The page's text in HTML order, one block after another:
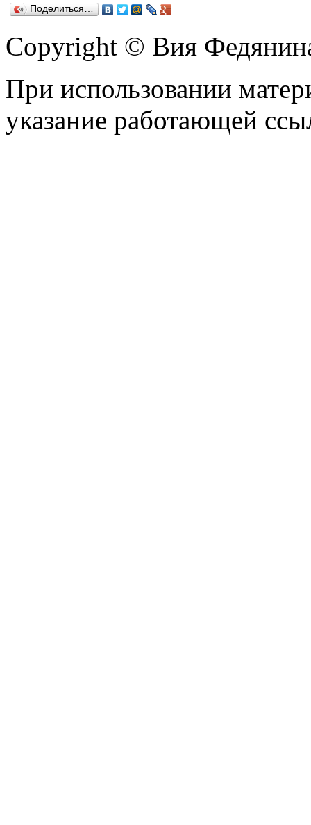
Поделиться…
Copyright © Вия
При использовании
указание работающей